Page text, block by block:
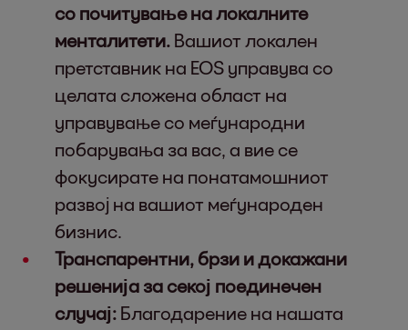
со почитување на локалните
менталитети. Вашиот локален
претставник на EOS управува со
целата сложена област на
управување со меѓународни
побарувања за вас, а вие се
фокусирате на понатамошниот
развој на вашиот меѓународен
бизнис.
Транспарентни, брзи и докажани
решенија за секој поединечен
случај: Благодарение на нашата